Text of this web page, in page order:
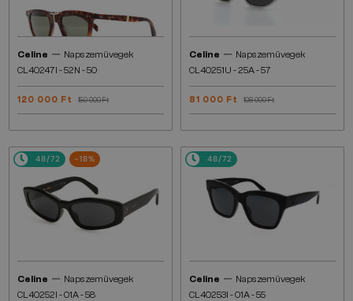
Celine — Napszemüvegek
CL40247I - 52N - 50
120 000 Ft 150 000 Ft
Celine — Napszemüvegek
CL40251U - 25A - 57
81 000 Ft 108 000 Ft
48/72 -18%
Celine — Napszemüvegek
CL40252I - 01A - 58
48/72
Celine — Napszemüvegek
CL40253I - 01A - 55